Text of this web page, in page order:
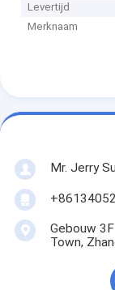
Levertijd
Merknaam
Mr. Jerry
Gebouw
Town,